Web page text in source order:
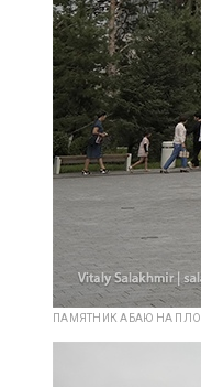
ПАМЯТНИК АБАЮ НА